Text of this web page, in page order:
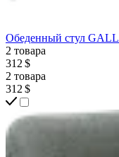
Обеденный стул
2 товара
312 $
2 товара
312 $